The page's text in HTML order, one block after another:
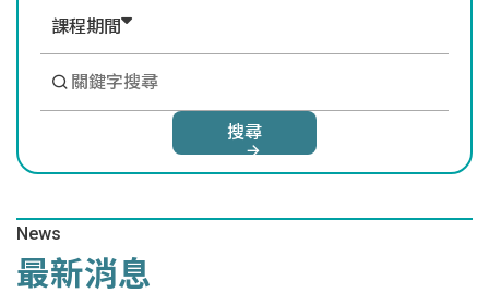
課程期間
搜尋
News
最新消息